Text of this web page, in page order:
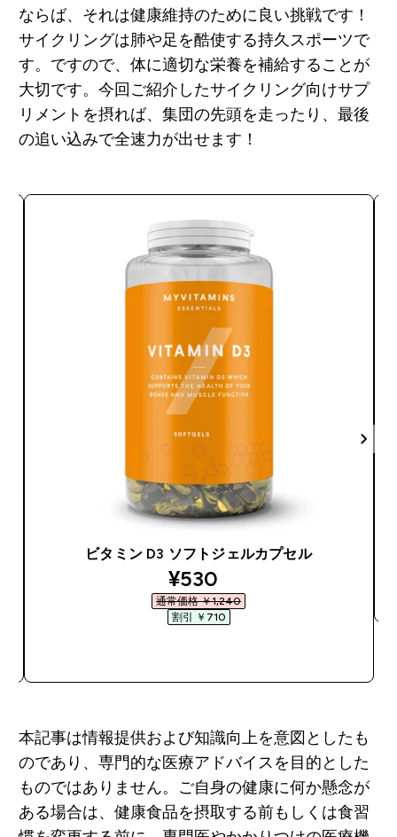
ならば、それは健康維持のために良い挑戦です！
サイクリングは肺や足を酷使する持久スポーツで
す。ですので、体に適切な栄養を補給することが
大切です。今回ご紹介したサイクリング向けサプ
リメントを摂れば、集団の先頭を走ったり、最後
の追い込みで全速力が出せます！
ビタミン D3 ソフトジェルカプセル
discounted price
¥530‎
通常価格 ￥1,240‎
割引 ￥710‎
本記事は情報提供および知識向上を意図としたも
のであり、専門的な医療アドバイスを目的とした
ものではありません。ご自身の健康に何か懸念が
ある場合は、健康食品を摂取する前もしくは食習